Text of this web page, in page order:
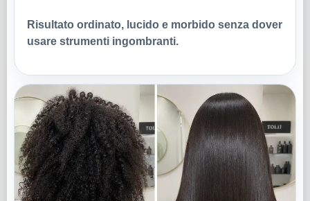
Risultato ordinato, lucido e morbido senza dover
usare strumenti ingombranti.